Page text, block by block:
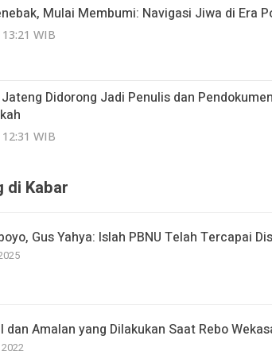
Mulai Membumi: Navigasi Jiwa di Era
WIB
Didorong Jadi Penulis dan
WIB
di Kabar
Gus Yahya: Islah PBNU Telah Tercapai
dan Amalan yang Dilakukan Saat Rebo